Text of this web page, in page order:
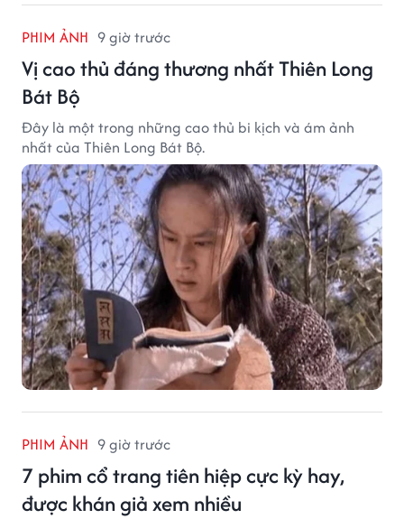
PHIM ẢNH 9 giờ trước
Vị cao thủ đáng thương nhất Thiên Long
Bát Bộ
Đây là một trong những cao thủ bi kịch và ám ảnh
nhất của Thiên Long Bát Bộ.
PHIM ẢNH 9 giờ trước
7 phim cổ trang tiên hiệp cực kỳ hay,
được khán giả xem nhiều